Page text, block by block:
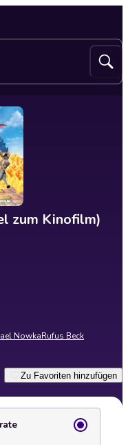
zum Kinofilm)
NowkaRufus Beck
Zu Favoriten hinzufügen